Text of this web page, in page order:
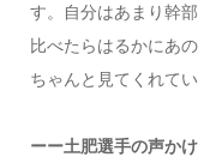
す。自分はあまり幹
比べたらはるかにあ
ちゃんと見てくれて
ーー土肥選手の声か